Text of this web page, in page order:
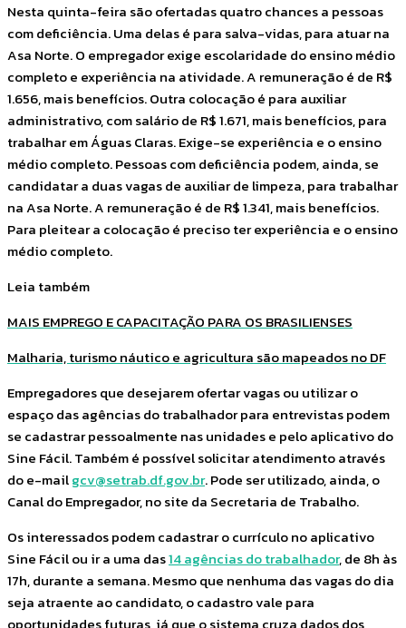
Nesta quinta-feira são ofertadas quatro chances a pessoas
com deficiência. Uma delas é para salva-vidas, para atuar na
Asa Norte. O empregador exige escolaridade do ensino médio
completo e experiência na atividade. A remuneração é de R$
1.656, mais benefícios. Outra colocação é para auxiliar
administrativo, com salário de R$ 1.671, mais benefícios, para
trabalhar em Águas Claras. Exige-se experiência e o ensino
médio completo. Pessoas com deficiência podem, ainda, se
candidatar a duas vagas de auxiliar de limpeza, para trabalhar
na Asa Norte. A remuneração é de R$ 1.341, mais benefícios.
Para pleitear a colocação é preciso ter experiência e o ensino
médio completo.
Leia também
MAIS EMPREGO E CAPACITAÇÃO PARA OS BRASILIENSES
Malharia, turismo náutico e agricultura são mapeados no DF
Empregadores que desejarem ofertar vagas ou utilizar o
espaço das agências do trabalhador para entrevistas podem
se cadastrar pessoalmente nas unidades e pelo aplicativo do
Sine Fácil. Também é possível solicitar atendimento através
do e-mailgcv@setrab.df.gov.br. Pode ser utilizado, ainda, o
Canal do Empregador, no site da Secretaria de Trabalho.
Os interessados podem cadastrar o currículo no aplicativo
Sine Fácil ou ir a uma das14 agências do trabalhador, de 8h às
17h, durante a semana. Mesmo que nenhuma das vagas do dia
seja atraente ao candidato, o cadastro vale para